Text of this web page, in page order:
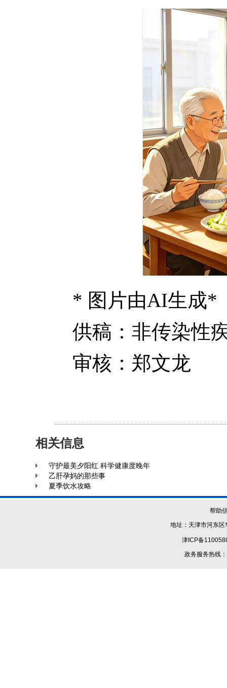
* 图片由AI生成*
供稿： 非传染性
审核：郑文龙
相关信息
守护最美夕阳红 科学健康度晚年
乙肝孕妈的那些事
夏季饮水攻略
帮助
地址：天津市河
津ICP备
政务服务热线